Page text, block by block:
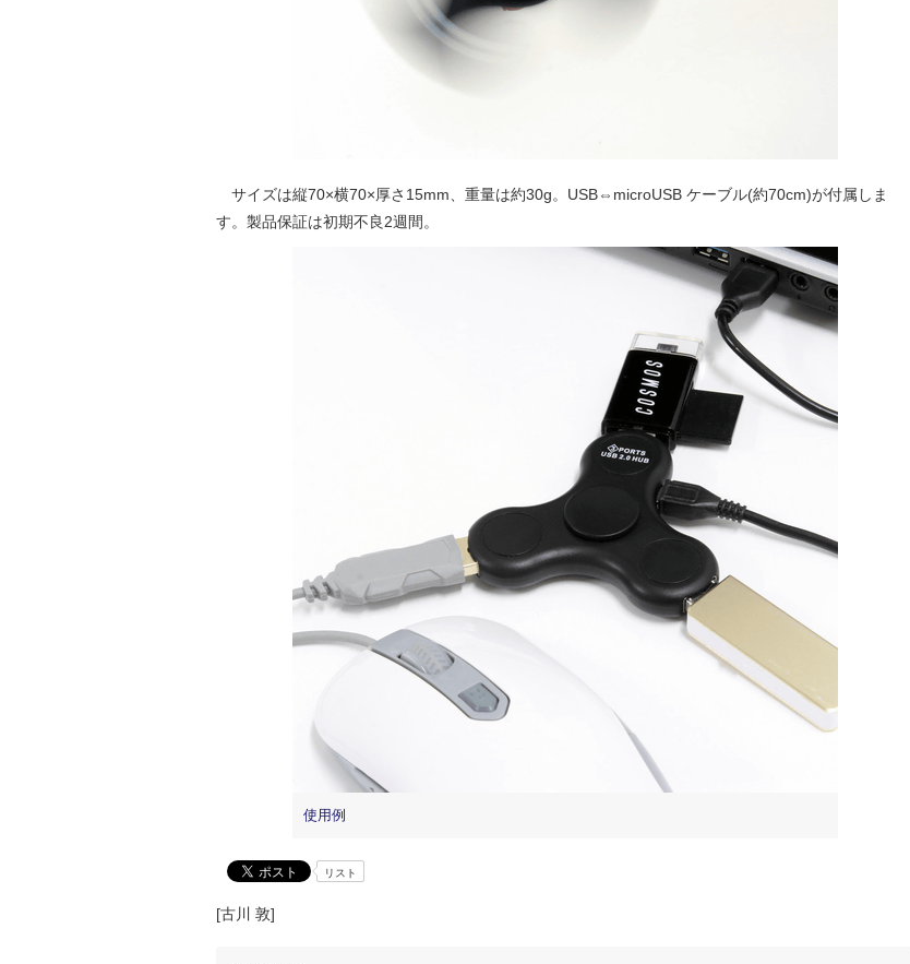
サイズは縦70×横70×厚さ15mm、重量は約30g。USB⇔microUSB ケーブル(約70cm)が付属しま
す。製品保証は初期不良2週間。
使用例
リスト
[古川 敦]